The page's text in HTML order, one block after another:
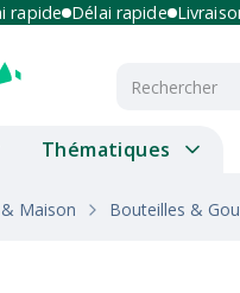
Délai rapide Livraison
Thématiques
Maison Bouteilles &